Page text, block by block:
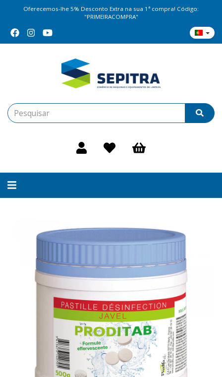
Oferecemos-lhe 5% Desconto Extra na sua 1ª compra! Código:
"PRIMEIRACOMPRA"
Alternar